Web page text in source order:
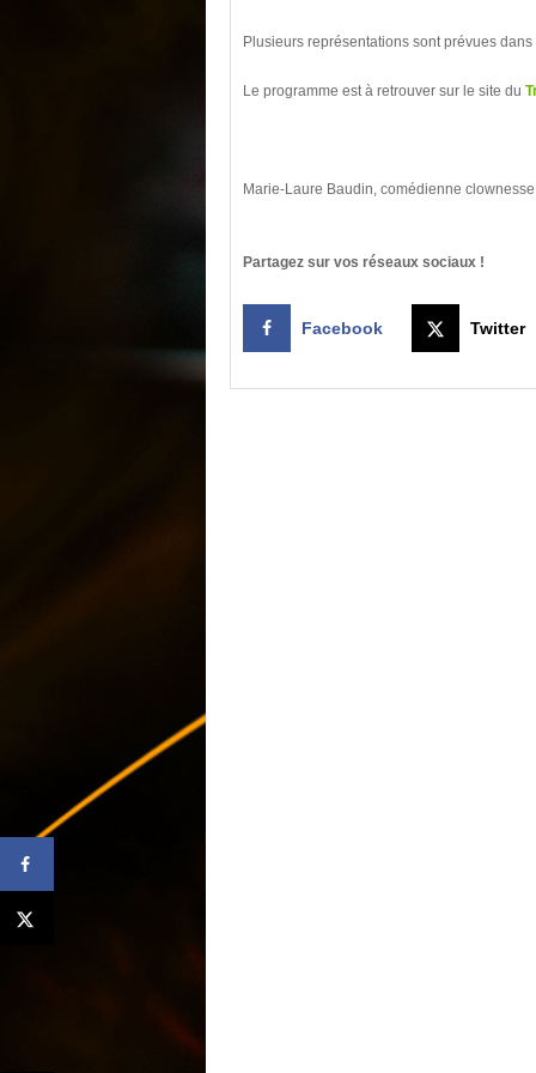
Plusieurs représentations sont prévues
Le programme est à retrouver sur le site du
Marie-Laure Baudin, comédienne
Partagez sur vos réseaux sociaux !
Facebook Twitter